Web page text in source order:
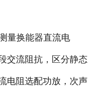
量换能器直流电
交流阻抗，区分静态
电阻选配功放，次声